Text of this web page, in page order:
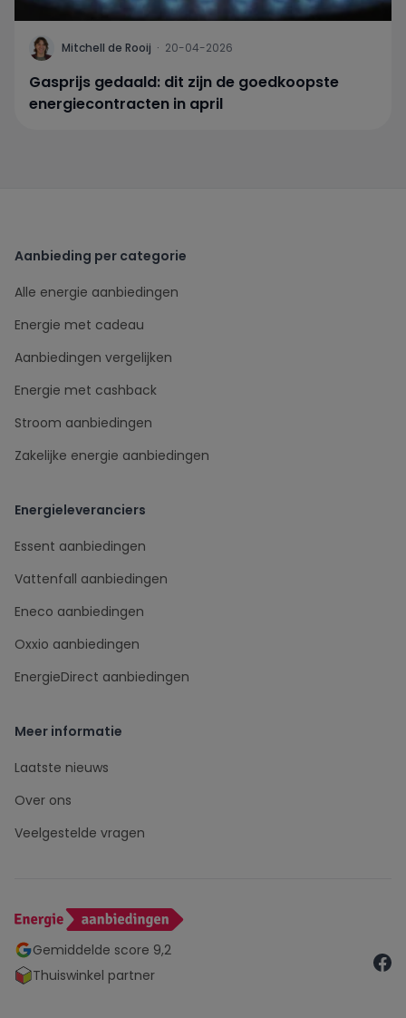
Mitchell de Rooij · 20-04-2026
Gasprijs gedaald: dit zijn de goedkoopste
energiecontracten in april
Gemiddelde score 9,2
Thuiswinkel partner
Aanbieding per categorie
Alle energie aanbiedingen
Energie met cadeau
Aanbiedingen vergelijken
Energie met cashback
Stroom aanbiedingen
Zakelijke energie aanbiedingen
Energieleveranciers
Essent aanbiedingen
Vattenfall aanbiedingen
Eneco aanbiedingen
Oxxio aanbiedingen
EnergieDirect aanbiedingen
Meer informatie
Laatste nieuws
Over ons
Veelgestelde vragen